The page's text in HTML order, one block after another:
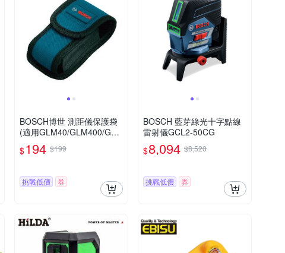
BOSCH博世 測距儀保護袋
(適用GLM40/GLM400/GLM
500)
$194 $199
挑戰低價 券
BOSCH 藍芽綠光十字點線
雷射儀GCL2-50CG
$8,094 $8,520
挑戰低價 券